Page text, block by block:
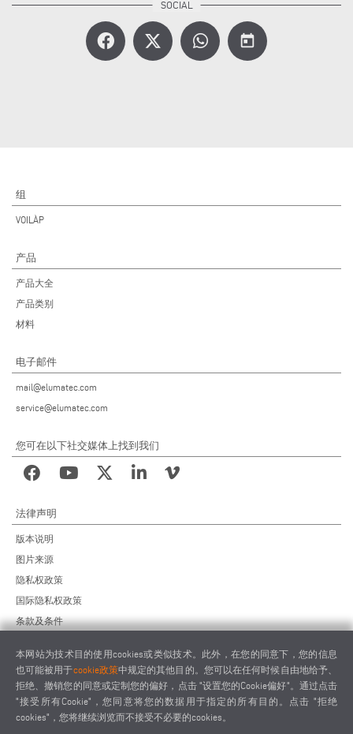
today
组
VOILÀP
产品
产品大全
产品类别
材料
电子邮件
mail@elumatec.com
service@elumatec.com
您可在以下社交媒体上找到我们
法律声明
版本说明
图片来源
隐私权政策
国际隐私权政策
条款及条件
供应商行为准则
本网站为技术目的使用cookies或类似技术。此外，在您的同意下，您的信息
也可能被用于cookie政策中规定的其他目的。您可以在任何时候自由地给予、
拒绝、撤销您的同意或定制您的偏好，点击 "设置您的Cookie偏好"。通过点击
"接受所有Cookie"，您同意将您的数据用于指定的所有目的。点击 "拒绝
cookies"，您将继续浏览而不接受不必要的cookies。